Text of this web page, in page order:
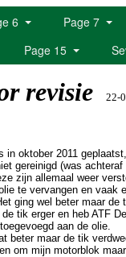
6 Page 7
Page 15
revisie 22-
in oktober 2011
gereinigd (was
zijn allemaal weer
te vervangen en vaak
ging wel beter maar de
tik erger en heb ATF
toegevoegd aan de olie.
beter maar de tik
om mijn motorblok